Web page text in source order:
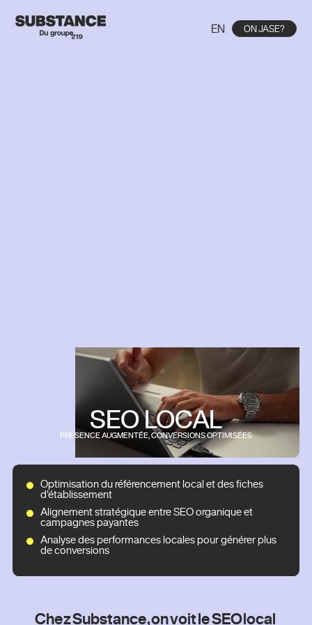
EN ON JASE?
SEO LOCAL
PRÉSENCE AUGMENTÉE, CONVERSIONS OPTIMISÉES
Optimisation du référencement local et des fiches
d'établissement
Alignement stratégique entre SEO organique et
campagnes payantes
Analyse des performances locales pour générer plus
de conversions
ChezSubstance,onvoitleSEOlocal
ChezSubstance,onvoitleSEOlocal